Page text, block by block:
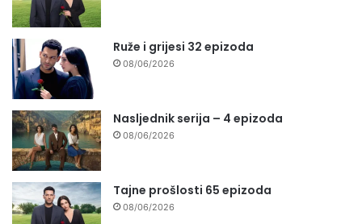
Ruže i grijesi 32 epizoda
08/06/2026
Nasljednik serija – 4 epizoda
08/06/2026
Tajne prošlosti 65 epizoda
08/06/2026